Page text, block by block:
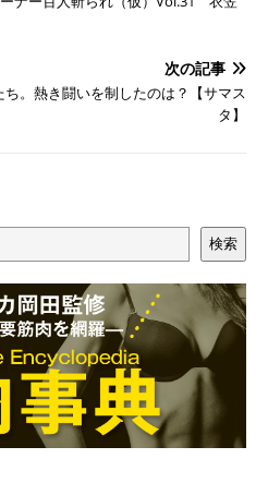
次の記事
。熱き闘いを制したのは？【サマス
タ】
検索